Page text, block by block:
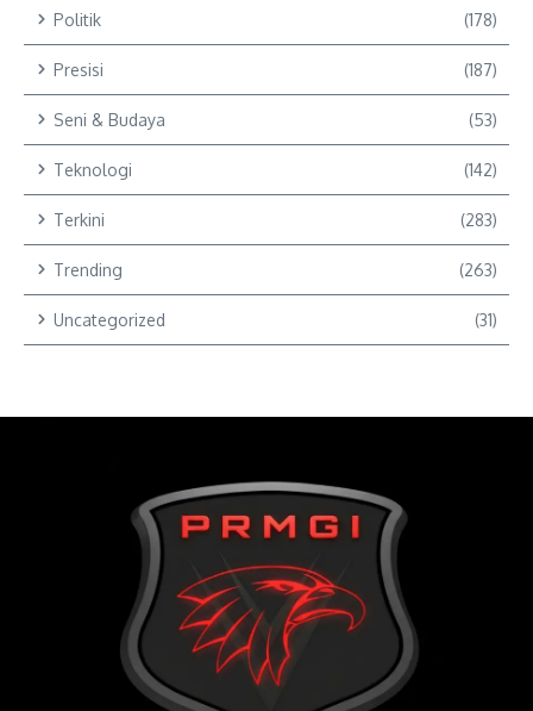
Politik (178)
Presisi (187)
Seni & Budaya (53)
Teknologi (142)
Terkini (283)
Trending (263)
Uncategorized (31)